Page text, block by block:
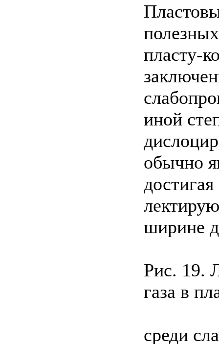
пласту-
иной
обычно
ширине
Рис. 19.
газа в
среди